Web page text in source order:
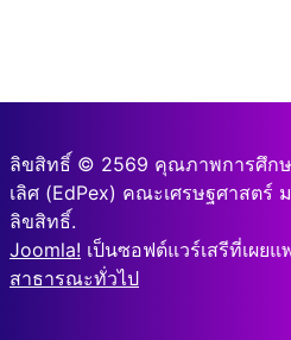
ลิขสิทธิ์ © 2569 คุณภาพการศึกษ
เลิศ (EdPex) คณะเศรษฐศาสตร์
ลิขสิทธิ์.
Joomla! เป็นซอฟต์แวร์เสรีที่เผยแ
สาธารณะทั่วไป